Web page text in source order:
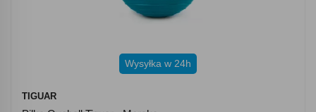
Wysyłka w 24h
TIGUAR